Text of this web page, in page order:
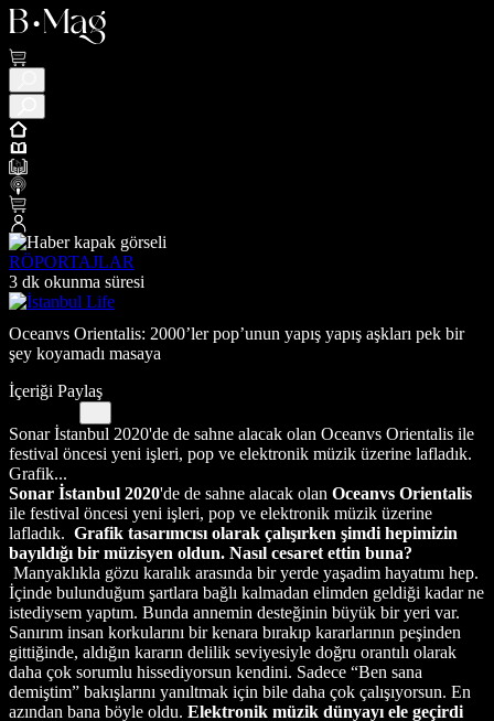
RÖPORTAJLAR
3 dk okunma süresi
Oceanvs Orientalis: 2000’ler pop’unun yapış yapış aşkları pek bir
şey koyamadı masaya
İçeriği Paylaş
Sonar İstanbul 2020'de de sahne alacak olan Oceanvs Orientalis ile
festival öncesi yeni işleri, pop ve elektronik müzik üzerine lafladık.
Grafik...
Sonar İstanbul 2020'de de sahne alacak olan Oceanvs Orientalis
ile festival öncesi yeni işleri, pop ve elektronik müzik üzerine
lafladık. Grafik tasarımcısı olarak çalışırken şimdi hepimizin
bayıldığı bir müzisyen oldun. Nasıl cesaret ettin buna?
Manyaklıkla gözu karalık arasında bir yerde yaşadim hayatımı hep.
İçinde bulunduğum şartlara bağlı kalmadan elimden geldiği kadar ne
istediysem yaptım. Bunda annemin desteğinin büyük bir yeri var.
Sanırım insan korkularını bir kenara bırakıp kararlarının peşinden
gittiğinde, aldığın kararın delilik seviyesiyle doğru orantılı olarak
daha çok sorumlu hissediyorsun kendini. Sadece “Ben sana
demiştim” bakışlarını yanıltmak için bile daha çok çalışıyorsun. En
azından bana böyle oldu. Elektronik müzik dünyayı ele geçirdi